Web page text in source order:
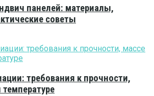
панелей: материалы,
советы
требования к прочности,